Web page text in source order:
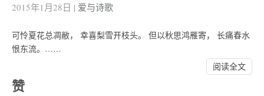
2015年1月28日 | 爱与诗歌
可怜夏花总凋敝， 幸喜梨雪开枝头。 但以秋思鸿雁寄， 长痛春水
恨东流。……
阅读全文
赞